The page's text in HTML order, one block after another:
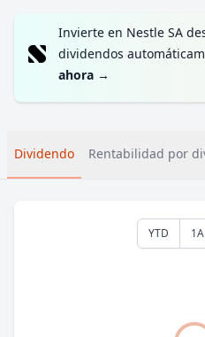
Invierte en Nestle SA
dividendos
ahora →
Dividendo Rentabilidad por
YTD 1A